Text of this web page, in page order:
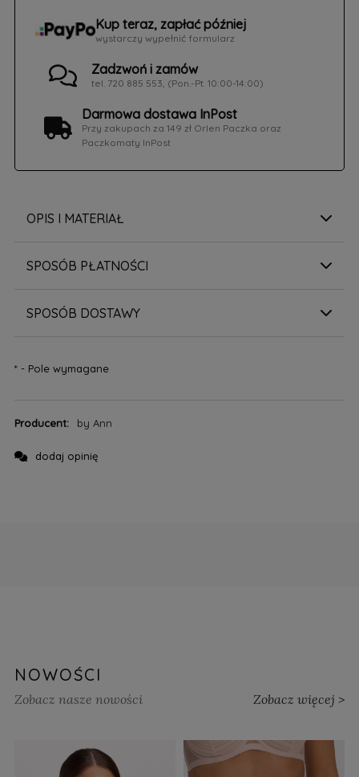
Kup teraz, zapłać później
wystarczy wypełnić formularz
Zadzwoń i zamów
tel. 720 885 553, (Pon.-Pt. 10:00-14:00)
Darmowa dostawa InPost
Przy zakupach za 149 zł Orlen Paczka oraz
Paczkomaty InPost
OPIS I MATERIAŁ
SPOSÓB PŁATNOŚCI
SPOSÓB DOSTAWY
*- Pole wymagane
Producent: by Ann
dodaj opinię
NOWOŚCI
Zobacz nasze nowości Zobacz więcej >